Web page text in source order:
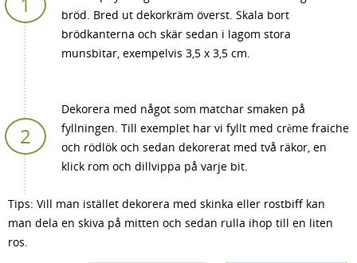
bröd. Bred ut dekorkräm överst. Skala bort
brödkanterna och skär sedan i lagom stora
munsbitar, exempelvis 3,5 x 3,5 cm.
Dekorera med något som matchar smaken på
fyllningen. Till exemplet har vi fyllt med crème fraiche
och rödlök och sedan dekorerat med två räkor, en
klick rom och dillvippa på varje bit.
Tips: Vill man istället dekorera med skinka eller rostbiff kan
man dela en skiva på mitten och sedan rulla ihop till en liten
ros.